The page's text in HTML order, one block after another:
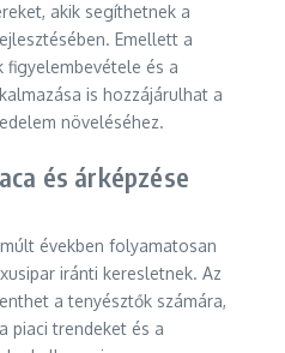
akik segíthetnek a
Emellett a
és a
is hozzájárulhat a
növeléséhez.
és árképzése
években folyamatosan
iránti keresletnek. Az
a tenyésztők számára,
piaci trendeket és a